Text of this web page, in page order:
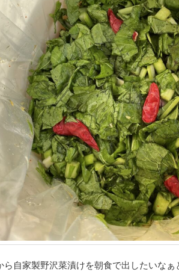
ら自家製野沢菜漬けを朝食で出したいな